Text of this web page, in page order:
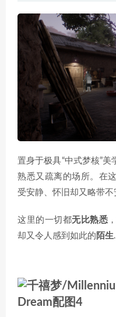
置身于极具“中式梦核”
熟悉又疏离的场所。在
受安静、怀旧却又略带不
这里的一切都无比熟悉
却又令人感到如此的 陌生